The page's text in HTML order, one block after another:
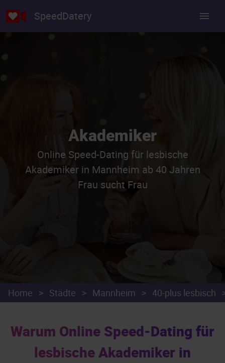
SpeedDatery
Akademiker
Online Speed-Dating für lesbische
Akademiker in Mannheim ab 40 Jahren
Frau sucht Frau
Home > Städte > Mannheim > 40-plus lesbisch
Warum Online Speed-Dating für
lesbische Akademiker in